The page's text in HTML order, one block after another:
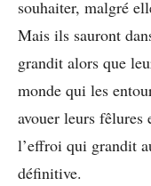
souhaiter, malgré
Mais ils sauront
grandit alors que
monde qui les
avouer leurs fêlures
l’effroi qui grandit
définitive.